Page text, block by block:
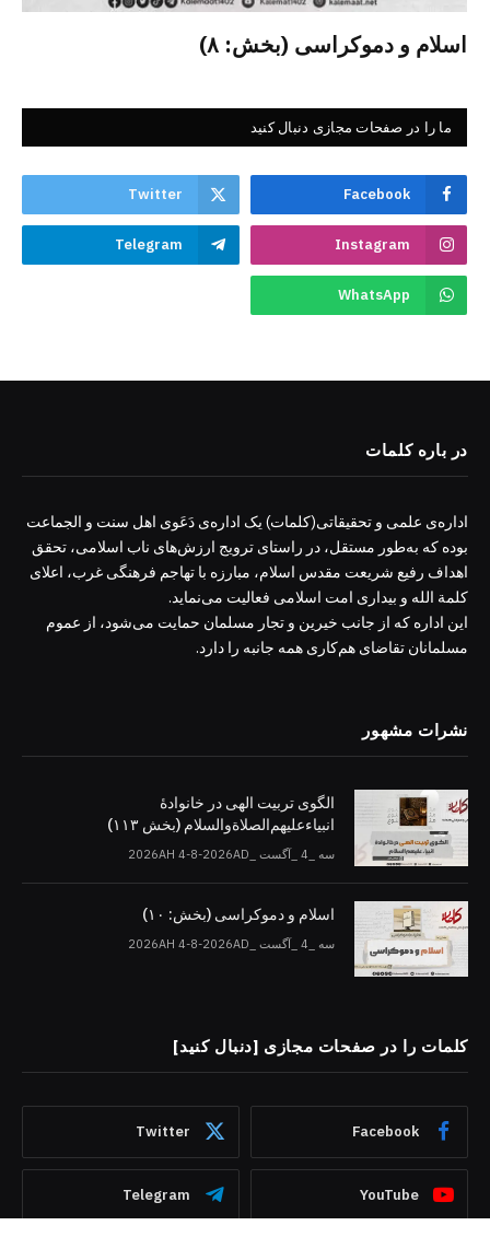
اسلام و دموکراسی (بخش: ۸)
ما را در صفحات مجازی دنبال کنید
Facebook
Twitter
Instagram
Telegram
WhatsApp
در باره کلمات
اداره‌ی علمی و تحقیقاتی(کلمات) یک اداره‌ی دَعَوی اهل سنت و الجماعت
بوده که به‌طور مستقل، در راستای ترویج ارزش‌های ناب اسلامی، تحقق
اهداف رفیع شریعت مقدس اسلام، مبارزه با تهاجم فرهنگی غرب، اعلای
کلمة الله و بیداری امت اسلامی فعالیت می‌نماید.
این اداره که از جانب خیرین و تجار مسلمان حمایت می‌شود، از عموم
مسلمانان تقاضای هم‌کاری همه جانبه را دارد.
نشرات مشهور
الگوی تربیت الهی در خانوادۀ
انبیاءعلیهم‌الصلاةو‌السلام (بخش ۱۱۳)
سه _4 _آگست _2026AH 4-8-2026AD
اسلام و دموکراسی (بخش: ۱۰)
سه _4 _آگست _2026AH 4-8-2026AD
کلمات را در صفحات مجازی [دنبال کنید]
Facebook
Twitter
YouTube
Telegram